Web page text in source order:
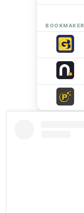
BOOKMAKER